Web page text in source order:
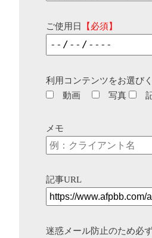
ご使用日 【必須】
利用コンテンツをお選び
動画
写真
メモ
記事URL
迷惑メール防止のため必